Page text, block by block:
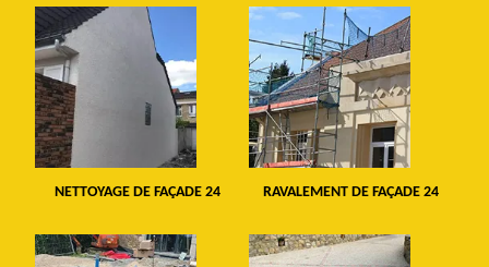
NETTOYAGE DE FAÇADE 24 RAVALEMENT DE FAÇADE 24